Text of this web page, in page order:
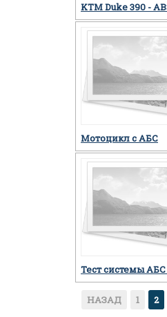
KTM Duke 390 -
Мотоцикл c АБС
Тест системы АБС
НАЗАД 1 2